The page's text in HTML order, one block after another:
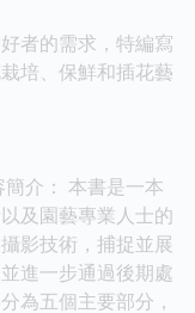
者的需求，特編寫
培、保鮮和插花藝
簡介： 本書是一本
及園藝專業人士的
影技術，捕捉並展
進一步通過後期處
為五個主要部分，